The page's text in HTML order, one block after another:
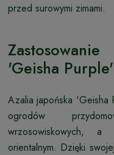
przed surowymi zimami.
'Geisha
Azalia japońska 'Geisha
ogrodów
wrzosowiskowych,
orientalnym. Dzięki